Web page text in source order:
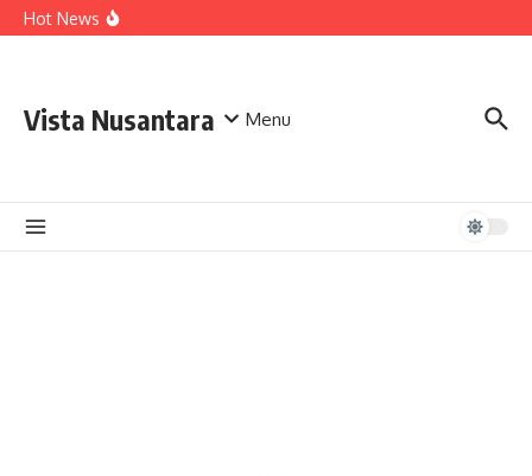
Lewati ke konten
Hot News
Vista Nusantara Menu